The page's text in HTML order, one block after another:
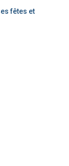
fêtes et